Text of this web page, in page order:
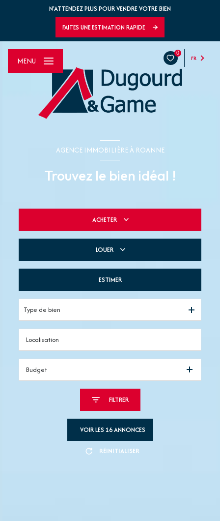
N'ATTENDEZ PLUS POUR VENDRE VOTRE BIEN
FAITES UNE ESTIMATION RAPIDE
0
FR
MENU
AGENCE IMMOBILIÈRE À ROANNE
Trouvez le bien idéal !
ACHETER
De l'immo pro
LOUER
De l'immo pro
ESTIMER
Type de bien
Budget
FILTRER
VOIR LES 16ANNONCES
RÉINITIALISER